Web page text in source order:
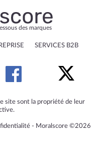
des marques
SERVICES B2B
site sont la propriété de leur
‐ Moralscore ©2026